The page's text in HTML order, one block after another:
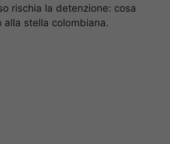
rischia la detenzione: cosa
alla stella colombiana.